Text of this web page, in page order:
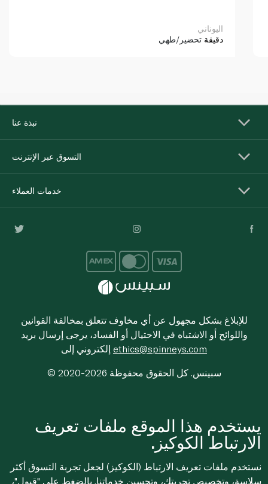
اليوناني
دقيقة تحضير/طهي
نبذة عنا
التسوق عبر الإنترنت
خدمات العملاء
للإبلاغ بشكل مجهول عن أي مخاوف تتعلق بمخالفة القوانين
واللوائح أو الاشتباه في الاحتيال أو الفساد، يرجى إرسال بريد
ethics@spinneys.com
© 2020-2026 سبينس. كل الحقوق محفوظة
يستخدم هذا الموقع ملفات تعريف
الارتباط الكوكيز.
نستخدم ملفات تعريف الارتباط (الكوكيز) لجعل تجربة التسوق أكثر
سلاسة، وتخصيص تجربتك، وتحسين خدماتنا. بالضغط على "قبول"،